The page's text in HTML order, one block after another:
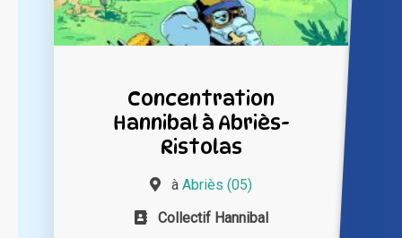
Concentration
Hannibal à Abriès-
Ristolas
à Abriès (05)
Collectif Hannibal